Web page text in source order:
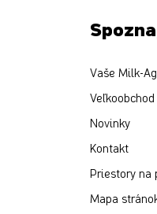
Vaše Milk-
Veľkoobchod
Novinky
Kontakt
Priestory na
Mapa